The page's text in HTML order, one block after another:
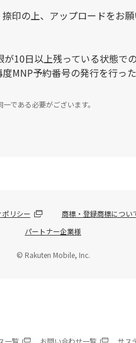
印の上、アップロードをお願
10日以上残っている状態で
MNP予約番号の発行を行っ
である必要がございます。
ポリシー 商標・登録商標につい
パートナー企業様
© Rakuten Mobile, Inc.
一覧 お問い合わせ一覧 サス